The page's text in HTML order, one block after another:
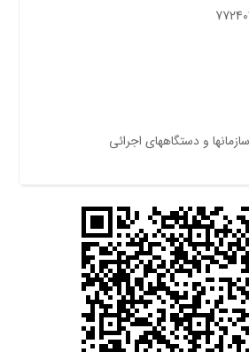
و دستگاههای اجرائی